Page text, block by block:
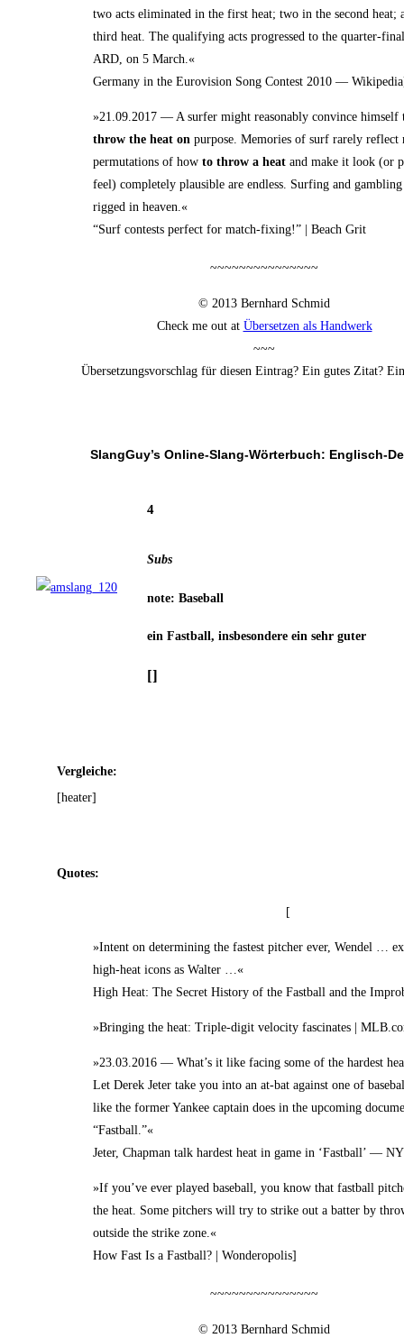
two acts eli­mi­na­ted in the first heat; two in the second heat;
third heat. The qua­li­fy­ing acts pro­gres­sed to the quar­ter-
ARD, on 5 March.«
Ger­ma­ny in the Euro­vi­si­on Song Con­test 2010 —
»21.09.2017 — A sur­fer might reason­ab­ly con­vin­ce hims­elf
throw the heat on pur­po­se. Memo­ries of surf rare­ly reflect
per­mu­ta­ti­ons of how to throw a heat and make it look (or
feel) com­ple­te­ly plau­si­ble are end­less. Sur­fing and gambling
rig­ged in heaven.«
“Surf con­tests per­fect for match-fixing!” | Beach Grit
~~~~~~~~~~~~~~~
© 2013 Bern­hard Schmid
Check me out at Über­set­zen als Handwerk
~~~
Über­set­zungs­vor­schlag für die­sen Ein­trag? Ein gutes Zitat?
SlangGuy’s Online-Slang-Wör­ter­buch: Englisch-
4
Subs
note: Base­ball
ein Fast­ball, ins­be­son­de­re ein sehr guter
[]
Ver­glei­che:
[hea­ter]
Quo­tes:
[
»Intent on deter­mi­ning the fas­test pit­cher ever, Wen­del …
high-heat icons as Walter …«
High Heat: The Secret Histo­ry of the Fast­ball and the
»Brin­ging the heat: Tri­ple-digit velo­ci­ty fasci­na­tes |
»23.03.2016 — What’s it like facing some of the har­dest
Let Derek Jeter take you into an at-bat against one of
like the for­mer Yan­kee cap­tain does in the upco­ming
“Fast­ball.”«
Jeter, Chap­man talk har­dest heat in game in ‘Fast­ball’ —
»If you’­ve ever play­ed base­ball, you know that fast­ball
the heat. Some pit­chers will try to strike out a bat­ter by
out­side the strike zone.«
How Fast Is a Fast­ball? | Wonderopolis]
~~~~~~~~~~~~~~~
© 2013 Bern­hard Schmid